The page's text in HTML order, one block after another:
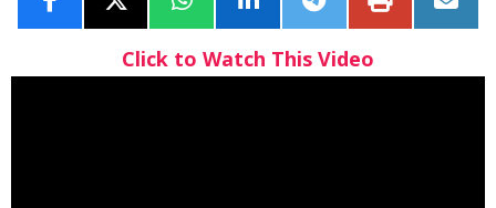
Click to Watch This Video